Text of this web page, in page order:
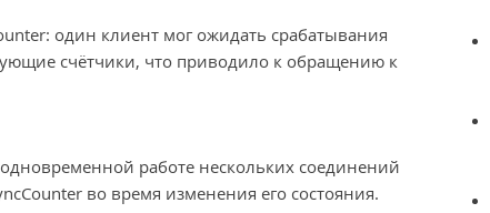
один клиент мог ожидать срабатывания
счётчики, что приводило к обращению к
работе нескольких соединений
во время изменения его состояния.